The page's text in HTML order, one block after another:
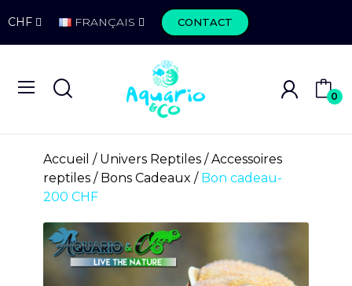
CHF FRANÇAIS CONTACT
0
Accueil Univers Reptiles
Accessoires
reptiles
Bons Cadeaux
Bon cadeau-
200 CHF